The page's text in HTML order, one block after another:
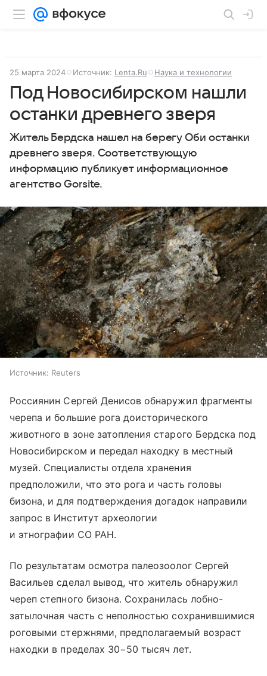
25 марта 2024 Источник: Lenta.Ru Наука и технологии
Под Новосибирском нашли
останки древнего зверя
Житель Бердска нашел на берегу Оби останки
древнего зверя. Соответствующую
информацию публикует информационное
агентство Gorsite.
Источник: Reuters
Россиянин Сергей Денисов обнаружил фрагменты
черепа и большие рога доисторического
животного в зоне затопления старого Бердска под
Новосибирском и передал находку в местный
музей. Специалисты отдела хранения
предположили, что это рога и часть головы
бизона, и для подтверждения догадок направили
запрос в Институт археологии
и этнографии СО РАН.
По результатам осмотра палеозоолог Сергей
Васильев сделал вывод, что житель обнаружил
череп степного бизона. Сохранилась лобно-
затылочная часть с неполностью сохранившимися
роговыми стержнями, предполагаемый возраст
находки в пределах 30−50 тысяч лет.